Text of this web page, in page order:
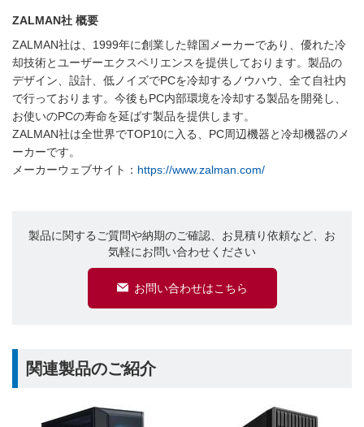
ZALMAN社 概要
ZALMAN社は、1999年に創業した韓国メーカーであり、優れた冷
却技術とユーザーエクスペリエンスを提供しております。製品の
デザイン、設計、低ノイズでPCを冷却するノウハウ、全て自社内
で行っております。今後もPC内部環境を冷却する製品を開発し、
お使いのPCの寿命を延ばす製品を提供します。
ZALMAN社は全世界でTOP10に入る、PC周辺機器と冷却機器のメ
ーカーです。
メーカーウェブサイト： https://www.zalman.com/
製品に関するご質問や納期のご確認、お見積り依頼など、お
気軽にお問い合わせください
お問い合わせはこちら
関連製品のご紹介